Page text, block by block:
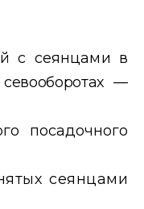
с сеянцами в
севооборотах —
посадочного
сеянцами